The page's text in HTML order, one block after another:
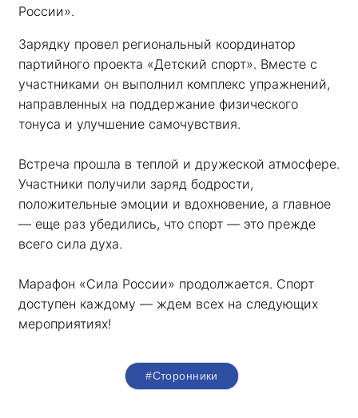
России».
Зарядку провел региональный координатор
партийного проекта «Детский спорт». Вместе с
участниками он выполнил комплекс упражнений,
направленных на поддержание физического
тонуса и улучшение самочувствия.
Встреча прошла в теплой и дружеской атмосфере.
Участники получили заряд бодрости,
положительные эмоции и вдохновение, а главное
— еще раз убедились, что спорт — это прежде
всего сила духа.
Марафон «Сила России» продолжается. Спорт
доступен каждому — ждем всех на следующих
мероприятиях!
#Сторонники